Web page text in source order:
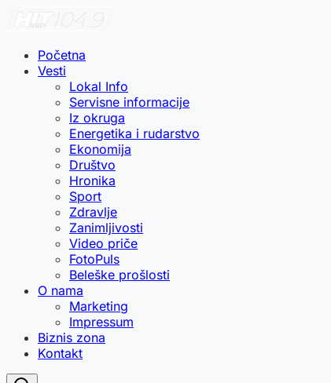
Početna
Vesti
Lokal Info
Servisne informacije
Iz okruga
Energetika i rudarstvo
Ekonomija
Društvo
Hronika
Sport
Zdravlje
Zanimljivosti
Video priče
FotoPuls
Beleške prošlosti
O nama
Marketing
Impressum
Biznis zona
Kontakt